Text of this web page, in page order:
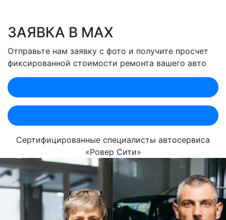
ЗАЯВКА В MAX
Отправьте нам заявку с фото и получите просчет
фиксированной стоимости ремонта вашего авто
Сертифицированные специалисты автосервиса
«Ровер Сити»